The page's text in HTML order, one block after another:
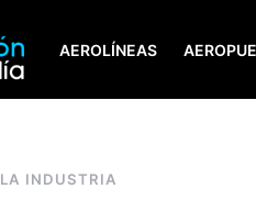
AEROLÍNEAS
LA INDUSTRIA